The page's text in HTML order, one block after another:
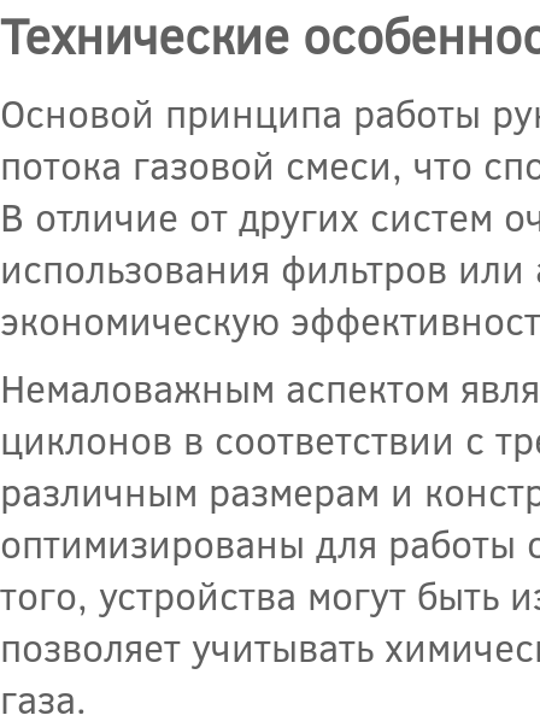
Технические
Основой принципа работы
потока газовой смеси, что
В отличие от других систем
использования фильтров
экономическую
Немаловажным аспектом
циклонов в соответствии с
различным размерам и
оптимизированы для работы
того, устройства могут быть
позволяет учитывать
газа.